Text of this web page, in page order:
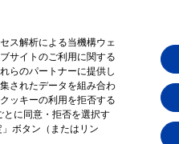
ス解析による当機構ウェ
サイトのご利用に関する
らのパートナーに提供し
されたデータを組み合わ
ッキーの利用を拒否する
に同意・拒否を選択す
ボタン（またはリン